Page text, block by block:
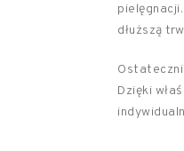
dłuższą
Dzięki